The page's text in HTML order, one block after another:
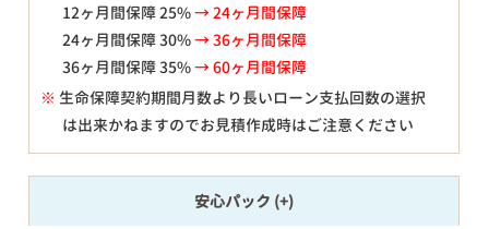
12ヶ月間保障 25%→ 24ヶ月間保障
24ヶ月間保障 30%→ 36ヶ月間保障
36ヶ月間保障 35%→ 60ヶ月間保障
※ 生命保障契約期間月数より長いローン支払回数の選択
は出来かねますのでお見積作成時はご注意ください
安心パック